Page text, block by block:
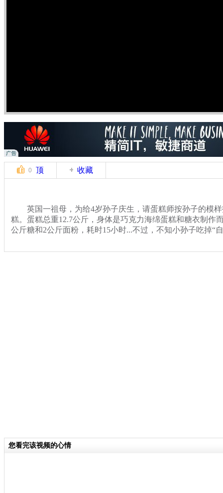
0 顶 收藏
英国一祖母，为给4岁孙子庆生，请蛋糕师按孙子的模样
糕。蛋糕总重12.7公斤，身体是巧克力海绵蛋糕和糖衣制作
公斤糖和2公斤面粉，耗时15小时...不过，不知小孙子吃掉“
您看完该视频的心情